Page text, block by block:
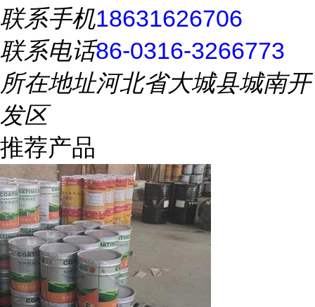
联系手机18631626706
联系电话86-0316-3266773
所在地址河北省大城县城南开
发区
推荐产品